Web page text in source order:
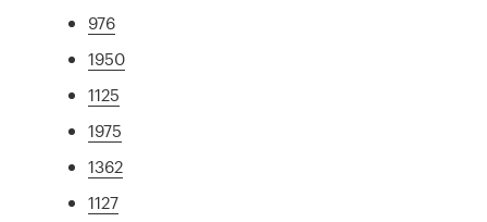
976
1950
1125
1975
1362
1127